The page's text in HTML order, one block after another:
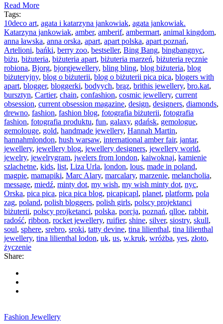
Read More
Tags:
10deco art, agata i katarzyna jankowiak, agata jankowiak.
Katarzyna jankowiak, amber, amberif, ambermart, animal kingdom,
anna ławska, anna orska, apart, apart polska, apart poznań,
Artelioni, bańki, berry zoo, bestseller, Bing Bang, bingbangnyc,
biżu, biżuteria, biżuteria apart, biżuteria marzeń, biżuteria ręcznie
robiona, Bjorg, bjorgjewellery, bling bling, blog biżuteria, blog
biżuteryjny, blog o biżuterii, blog o biżuterii pica pica, blogers with
apart, blogger, bloggerki, bodyych, brąz, brithis jewellery, bro.kat,
bursztyn, Cartier, chain, confashion, cosmic jewellery, current
obsession, current obsession magazine, design, designers, diamonds,
drewno, fashion, fashion blog, fotografia biżuterii, fotografia
fashion, fotografia produktu, fun, galaxy, gdańsk, gemologue,
gemolouge, gold, handmade jewellery, Hannah Martin,
hannahmlondon, hush warsaw, international amber fair, jantar,
jewellery, jewellery blog, jewellery designers, jewellery world,
jewelry, jewelrygram, jwelers from london, kaiwoknaj, kamienie
szlachetne, kids, list, Liza Urla, london, lous, made in poland,
magpie, mamapiki, Marc Alary, marcalary, marzenie, melancholia,
message, miedź, minty dot, my wish, my wish minty dot, nyc,
Orska, pica pica, pica pica blog, picapicapl, planet, platform, pola
zag, poland, polish bloggers, polish girls, polscy projektanci
biżuterii, polscy projketanci, polska, porcja, poznań, qlloe, rabbit,
radość, ribbon, rocket jewellery, ruifier, shine, silver, siostry, skull,
soul, sphere, srebro, sroki, tatty devine, tina lilienthal, tina lilienthal
jewellery, tina lilienthal lodon, uk, us, w.kruk, wróżba, yes, złoto,
życzenie
Share:
Fashion Jewellery